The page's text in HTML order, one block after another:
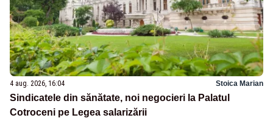
4 aug. 2026, 16:04 Stoica Marian
Sindicatele din sănătate, noi negocieri la Palatul
Cotroceni pe Legea salarizării